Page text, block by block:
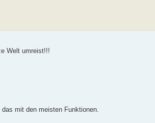
Welt umreist!!!
mit den meisten Funktionen.